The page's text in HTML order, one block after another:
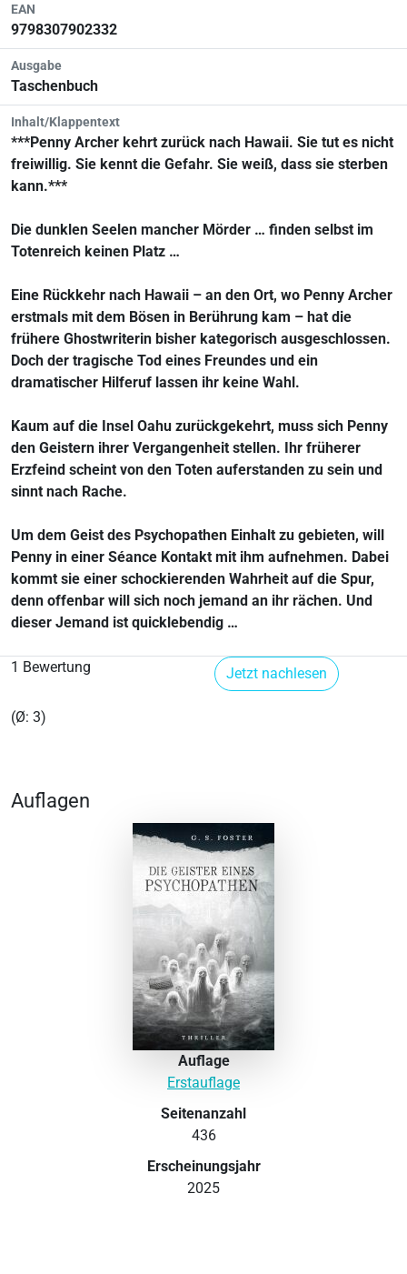
EAN
9798307902332
Ausgabe
Taschenbuch
Inhalt/Klappentext
***Penny Archer kehrt zurück nach Hawaii. Sie tut es nicht
freiwillig. Sie kennt die Gefahr. Sie weiß, dass sie sterben
kann.***
Die dunklen Seelen mancher Mörder … finden selbst im
Totenreich keinen Platz …
Eine Rückkehr nach Hawaii – an den Ort, wo Penny Archer
erstmals mit dem Bösen in Berührung kam – hat die
frühere Ghostwriterin bisher kategorisch ausgeschlossen.
Doch der tragische Tod eines Freundes und ein
dramatischer Hilferuf lassen ihr keine Wahl.
Kaum auf die Insel Oahu zurückgekehrt, muss sich Penny
den Geistern ihrer Vergangenheit stellen. Ihr früherer
Erzfeind scheint von den Toten auferstanden zu sein und
sinnt nach Rache.
Um dem Geist des Psychopathen Einhalt zu gebieten, will
Penny in einer Séance Kontakt mit ihm aufnehmen. Dabei
kommt sie einer schockierenden Wahrheit auf die Spur,
denn offenbar will sich noch jemand an ihr rächen. Und
dieser Jemand ist quicklebendig …
1 Bewertung
(Ø: 3)
Jetzt nachlesen
Auflagen
Auflage
Erstauflage
Seitenanzahl
436
Erscheinungsjahr
2025